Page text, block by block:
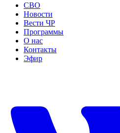
СВО
Новости
Вести ЧР
Программы
О нас
Контакты
Эфир